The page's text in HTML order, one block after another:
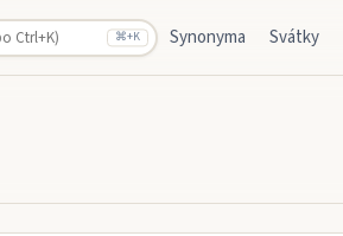
⌘+K Synonyma Svátky